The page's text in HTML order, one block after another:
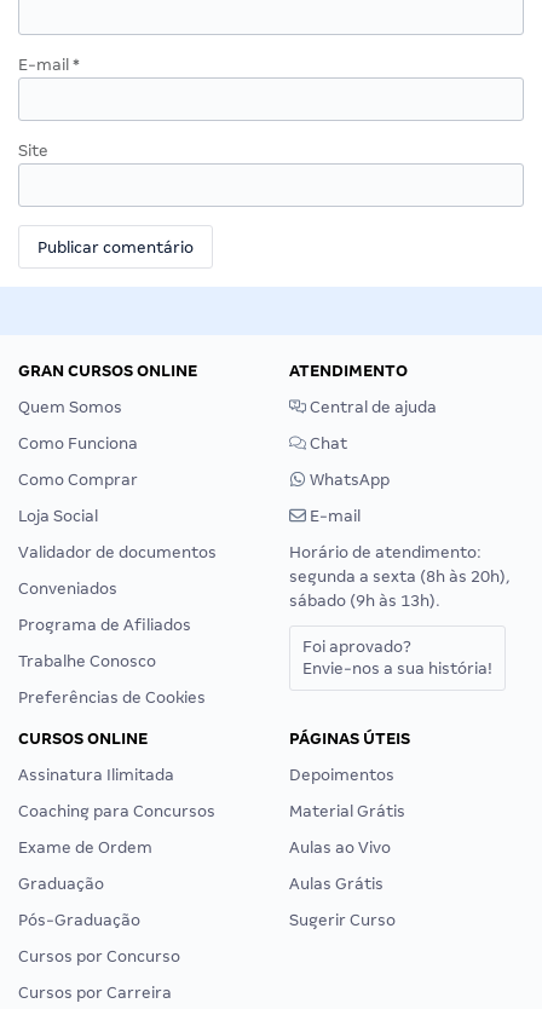
E-mail *
Site
GRAN CURSOS ONLINE
Quem Somos
Como Funciona
Como Comprar
Loja Social
Validador de documentos
Conveniados
Programa de Afiliados
Trabalhe Conosco
Preferências de Cookies
ATENDIMENTO
Central de ajuda
Chat
WhatsApp
E-mail
Horário de atendimento:
segunda a sexta (8h às 20h),
sábado (9h às 13h).
Foi aprovado?
Envie-nos a sua história!
CURSOS ONLINE
Assinatura Ilimitada
Coaching para Concursos
Exame de Ordem
Graduação
Pós-Graduação
Cursos por Concurso
Cursos por Carreira
PÁGINAS ÚTEIS
Depoimentos
Material Grátis
Aulas ao Vivo
Aulas Grátis
Sugerir Curso